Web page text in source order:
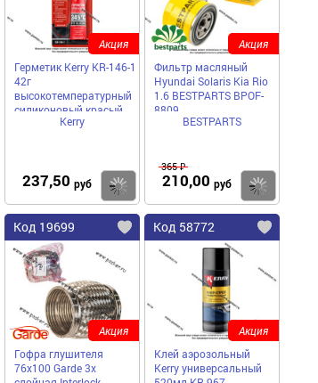
Герметик Kerry KR-146-1
42г
высокотемпературный
силиконовый красый
Kerry
237,50 руб Купить
Акция
Фильтр масляный
Hyundai Solaris Kia Rio
1.6 BESTPARTS BPOF-
8809
BESTPARTS
365 ₽
210,00 руб
Акция
Код 19699
Гофра глушителя
76x100 Garde 3х
Акция
Код 58772
Клей аэрозольный
Kerry универсальный
Акция